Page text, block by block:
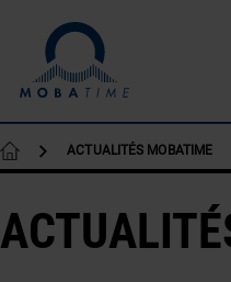
ACTUALITÉS MOBATIME